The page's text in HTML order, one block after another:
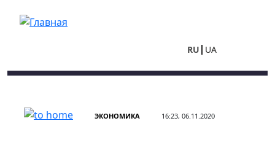
RU UA
ЭКОНОМИКА 16:23, 06.11.2020